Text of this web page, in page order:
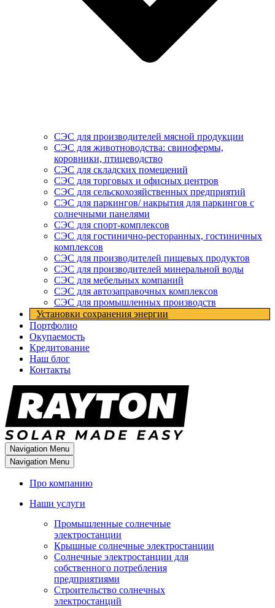
СЭС для производителей мясной продукции
СЭС для животноводства: свинофермы,
коровники, птицеводство
СЭС для складских помещений
СЭС для торговых и офисных центров
СЭС для сельскохозяйственных предприятий
СЭС для паркингов/ накрытия для паркингов с
солнечными панелями
СЭС для спорт-комплексов
СЭС для гостинично-ресторанных, гостиничных
комплексов
СЭС для производителей пищевых продуктов
СЭС для производителей минеральной воды
СЭС для мебельных компаний
СЭС для автозаправочных комплексов
СЭС для промышленных производств
Установки cохранения энергии
Портфолио
Окупаемость
Кредитование
Наш блог
Контакты
Navigation Menu
Navigation Menu
Про компанию
Наши услуги
Промышленные солнечные
электростанции
Крышные солнечные электростанции
Солнечные электростанции для
собственного потребления
предприятиями
Строительство солнечных
электростанций